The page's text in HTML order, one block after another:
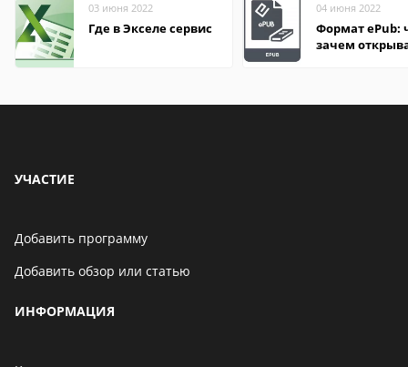
03 июня 2022
Где в Экселе сервис
04 июня 2022
Формат ePub:
зачем
УЧАСТИЕ
Добавить программу
Добавить обзор или статью
ИНФОРМАЦИЯ